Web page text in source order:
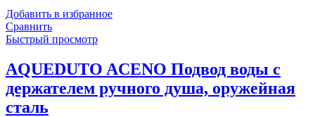
Добавить в избранное
Сравнить
Быстрый просмотр
AQUEDUTO ACENO Подвод воды с
держателем ручного душа, оружейная
сталь